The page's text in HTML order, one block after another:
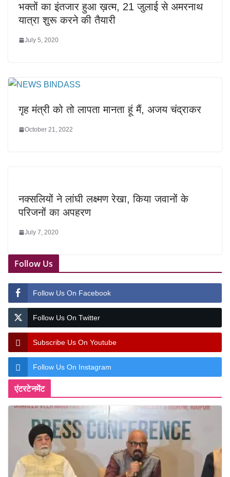
भक्तों का इंतजार हुआ ख़त्म, 21 जुलाई से अमरनाथ
यात्रा शुरू करने की तैयारी
July 5, 2020
गृह मंत्री को तो लापता मानता हूं मैं, अजय चंद्राकर
October 21, 2022
नक्सलियों ने लांघी लक्ष्मण रेखा, किया जवानों के
परिजनों का अपहरण
July 7, 2020
Follow Us
Follow Us On Facebook
Follow Us On Twitter
Subscribe Us On Youtube
Follow Us On Instagram
एंटरटेनमेंट